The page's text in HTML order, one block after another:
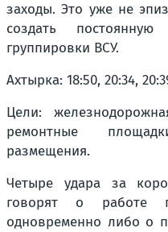
заходы. Это уже не
создать
группировки ВСУ.
Ахтырка: 18:50, 20:34,
Цели:
ремонтные
размещения.
Четыре удара за
говорят о работе
одновременно либо о